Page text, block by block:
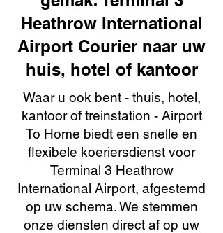
Heathrow International
Airport Courier naar uw
huis, hotel of kantoor
Waar u ook bent - thuis, hotel,
kantoor of treinstation - Airport
To Home biedt een snelle en
flexibele koeriersdienst voor
Terminal 3 Heathrow
International Airport, afgestemd
op uw schema. We stemmen
onze diensten direct af op uw